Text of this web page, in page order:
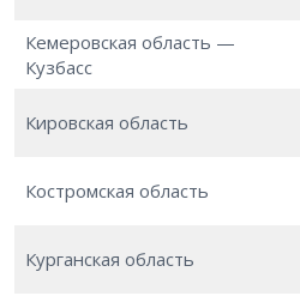
Кемеровская область —
Кузбасс
Кировская область
Костромская область
Курганская область